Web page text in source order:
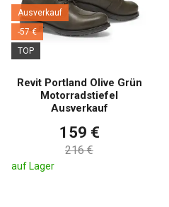
Ausverkauf
-57 €
TOP
Revit Portland Olive Grün
Motorradstiefel
Ausverkauf
159 €
216 €
auf Lager